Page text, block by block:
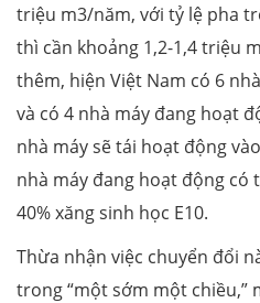
triệu m3/năm, với tỷ lệ pha
thì cần khoảng 1,2-1,4 triệu
thêm, hiện Việt Nam có 6
và có 4 nhà máy đang hoạt
nhà máy sẽ tái hoạt động
nhà máy đang hoạt động có
40% xăng sinh học E10.
Thừa nhận việc chuyển đổi
trong “một sớm một chiều,”